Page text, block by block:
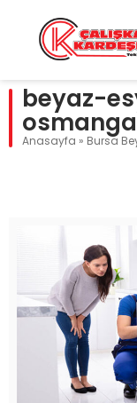
beyaz-
Anasayfa » Bursa